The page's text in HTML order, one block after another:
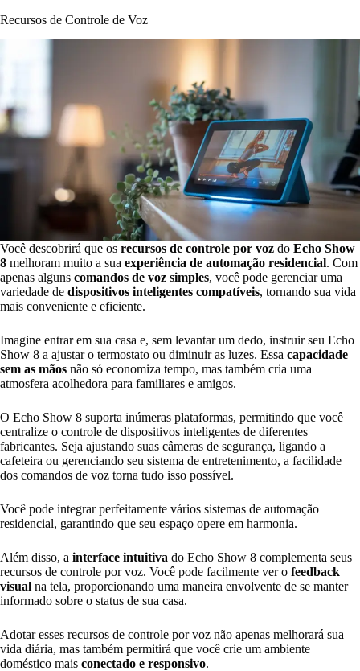
Recursos de Controle de Voz
Você descobrirá que os recursos de controle por voz do Echo Show
8 melhoram muito a sua experiência de automação residencial. Com
apenas alguns comandos de voz simples, você pode gerenciar uma
variedade de dispositivos inteligentes compatíveis, tornando sua vida
mais conveniente e eficiente.
Imagine entrar em sua casa e, sem levantar um dedo, instruir seu Echo
Show 8 a ajustar o termostato ou diminuir as luzes. Essa capacidade
sem as mãos não só economiza tempo, mas também cria uma
atmosfera acolhedora para familiares e amigos.
O Echo Show 8 suporta inúmeras plataformas, permitindo que você
centralize o controle de dispositivos inteligentes de diferentes
fabricantes. Seja ajustando suas câmeras de segurança, ligando a
cafeteira ou gerenciando seu sistema de entretenimento, a facilidade
dos comandos de voz torna tudo isso possível.
Você pode integrar perfeitamente vários sistemas de automação
residencial, garantindo que seu espaço opere em harmonia.
Além disso, a interface intuitiva do Echo Show 8 complementa seus
recursos de controle por voz. Você pode facilmente ver o feedback
visual na tela, proporcionando uma maneira envolvente de se manter
informado sobre o status de sua casa.
Adotar esses recursos de controle por voz não apenas melhorará sua
vida diária, mas também permitirá que você crie um ambiente
doméstico mais conectado e responsivo.